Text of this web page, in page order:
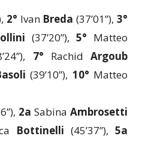
2° Ivan Breda (37’01”), 3°
(37’20”), 5° Matteo
7° Rachid Argoub
(39’10”), 10° Matteo
2a Sabina Ambrosetti
Bottinelli (45’37”), 5a